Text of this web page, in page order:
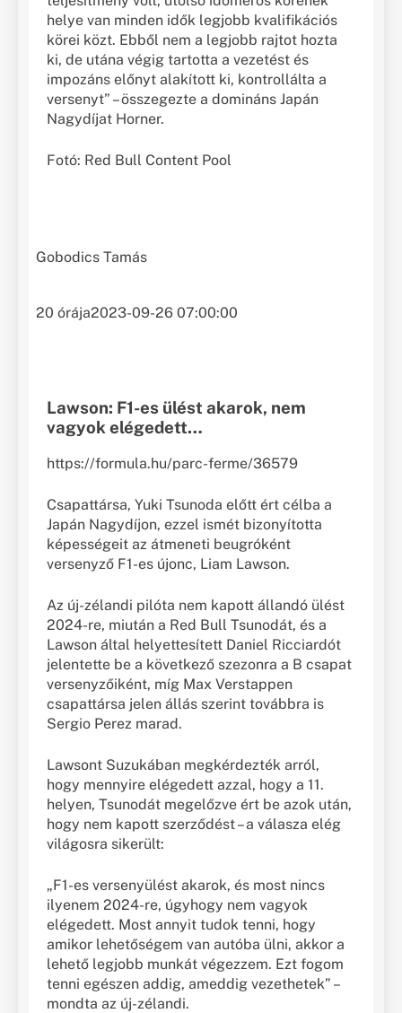
helye van minden idők legjobb kvalifikációs
körei közt. Ebből nem a legjobb rajtot hozta
ki, de utána végig tartotta a vezetést és
impozáns előnyt alakított ki, kontrollálta a
versenyt” – összegezte a domináns Japán
Nagydíjat Horner.
Fotó: Red Bull Content Pool
Gobodics Tamás
20 órája2023-09-26 07:00:00
Lawson: F1-es ülést akarok, nem
vagyok elégedett…
https://formula.hu/parc-ferme/36579
Csapattársa, Yuki Tsunoda előtt ért célba a
Japán Nagydíjon, ezzel ismét bizonyította
képességeit az átmeneti beugróként
versenyző F1-es újonc, Liam Lawson.
Az új-zélandi pilóta nem kapott állandó ülést
2024-re, miután a Red Bull Tsunodát, és a
Lawson által helyettesített Daniel Ricciardót
jelentette be a következő szezonra a B csapat
versenyzőiként, míg Max Verstappen
csapattársa jelen állás szerint továbbra is
Sergio Perez marad.
Lawsont Suzukában megkérdezték arról,
hogy mennyire elégedett azzal, hogy a 11.
helyen, Tsunodát megelőzve ért be azok után,
hogy nem kapott szerződést – a válasza elég
világosra sikerült:
„F1-es versenyülést akarok, és most nincs
ilyenem 2024-re, úgyhogy nem vagyok
elégedett. Most annyit tudok tenni, hogy
amikor lehetőségem van autóba ülni, akkor a
lehető legjobb munkát végezzem. Ezt fogom
tenni egészen addig, ameddig vezethetek” –
mondta az új-zélandi.